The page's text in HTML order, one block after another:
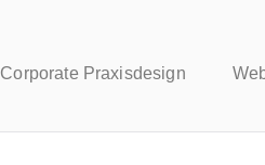
Corporate Praxisdesign